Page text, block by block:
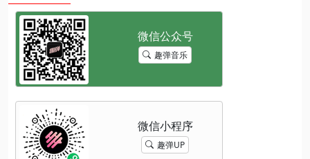
趣弹音乐
趣弹UP